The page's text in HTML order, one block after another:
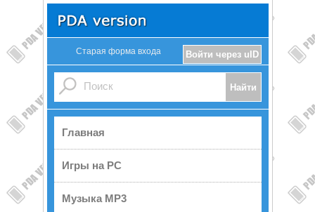
Войти через uID
Старая форма входа
Главная
Игры на PC
Музыка MP3